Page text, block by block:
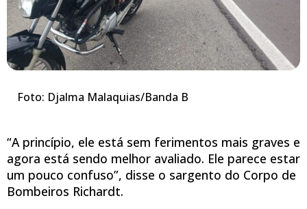
Foto: Djalma Malaquias/Banda B
“A princípio, ele está sem ferimentos mais graves e
agora está sendo melhor avaliado. Ele parece estar
um pouco confuso”, disse o sargento do Corpo de
Bombeiros Richardt.